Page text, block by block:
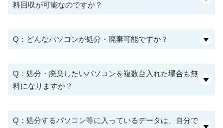
料回収が可能なのですか？
Q：どんなパソコンが処分・廃棄可能ですか？
Q：処分・廃棄したいパソコンを複数台入れた場合も無
料になりますか？
Q：処分するパソコン等に入っているデータは、自分で